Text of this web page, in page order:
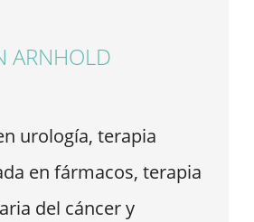
ARNHOLD
urología, terapia
en fármacos, terapia
del cáncer y